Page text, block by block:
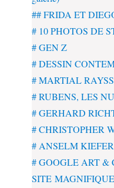
## FRIDA ET
# 10 PHOTOS DE
# GEN Z
# DESSIN
# MARTIAL
# RUBENS, LES
# GERHARD
# CHRISTOPHER
# ANSELM KIEFER
# GOOGLE ART &
SITE MAGNIFIQUE